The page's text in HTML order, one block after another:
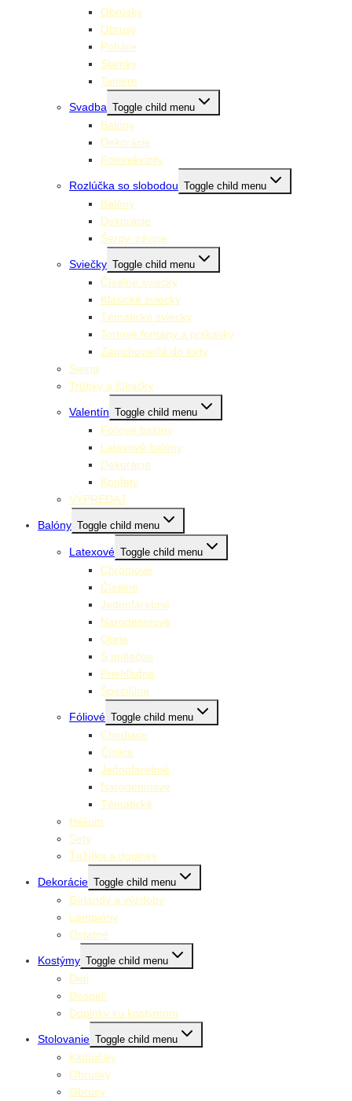
Obrúsky
Obrusy
Poháre
Slamky
Taniere
Svadba Toggle child menu
Balóny
Dekorácie
Fotorekvizity
Rozlúčka so slobodou Toggle child menu
Balóny
Dekorácie
Šerpy, závoje
Sviečky Toggle child menu
Číselné sviecky
Klasické sviecky
Tématické sviecky
Tortové fontány a prskavky
Zapichovadlá do torty
Swing
Trúbky a fúkačky
Valentín Toggle child menu
Fóliové balóny
Latexové balóny
Dekorácie
Konfety
VÝPREDAJ
Balóny Toggle child menu
Latexové Toggle child menu
Chrómové
Číselné
Jednofarebné
Narodeninové
Obrie
S potlačou
Priehľadné
Špeciálne
Fóliové Toggle child menu
Chodiace
Číslice
Jednofarebné
Narodeninové
Tématické
Hélium
Sety
Ťažítka a doplnky
Dekorácie Toggle child menu
Girlandy a výzdoby
Lampióny
Ostatné
Kostýmy Toggle child menu
Deti
Dospelí
Doplnky ku kostýmom
Stolovanie Toggle child menu
Klobúčiky
Obrúsky
Obrusy